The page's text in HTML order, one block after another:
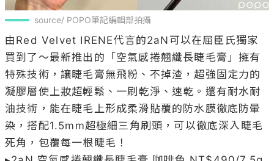
source/ POPO筆記編輯部拍攝
由Red Velvet IRENE代言的2aN可以在屈臣氏獨家
買到了～最新推出的「空氣感捲翹纖長睫毛膏」擁有
特殊技術，讓睫毛膏無飛粉、不掉渣，超強固定力的
凝膠層使上妝超輕鬆、一刷乾淨、速乾。還有耐水耐
油技術，能在睫毛上形成柔滑貼覆的防水膜徹底防暈
染，搭配1.5mm超極細三角刷頭，可以徹底深入睫毛
死角，包覆每一根睫毛！